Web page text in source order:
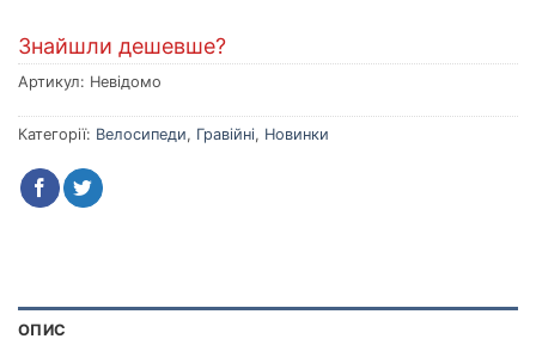
Знайшли дешевше?
Артикул: Невідомо
Категорії: Велосипеди, Гравійні, Новинки
ОПИС